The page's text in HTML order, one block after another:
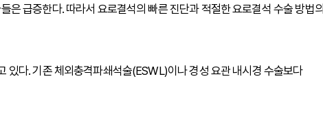
은 급증한다. 따라서 요로결석의 빠른 진단과 적절한 요로결석 수술 방법의
있다. 기존 체외충격파쇄석술(ESWL)이나 경성 요관 내시경 수술보다